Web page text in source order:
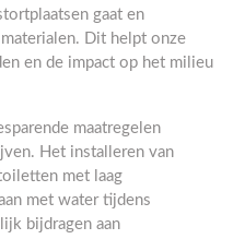
gaat en
Dit helpt onze
en de impact op het milieu
maatregelen
Het installeren van
met laag
met water tijdens
bijdragen aan